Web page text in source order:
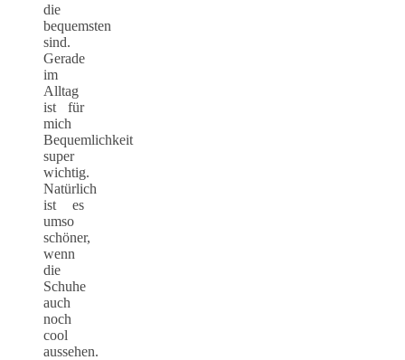
die
bequemsten
sind.
Gerade
im
Alltag
ist für
mich
Bequemlichkeit
super
wichtig.
Natürlich
ist es
umso
schöner,
wenn
die
Schuhe
auch
noch
cool
aussehen.